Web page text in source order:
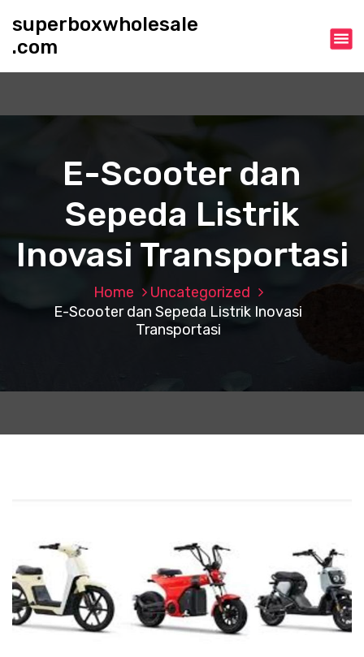
c
superboxwholesale
.com
E-Scooter dan
Sepeda Listrik
Inovasi Transportasi
Home
Uncategorized
E-Scooter dan Sepeda Listrik Inovasi
Transportasi